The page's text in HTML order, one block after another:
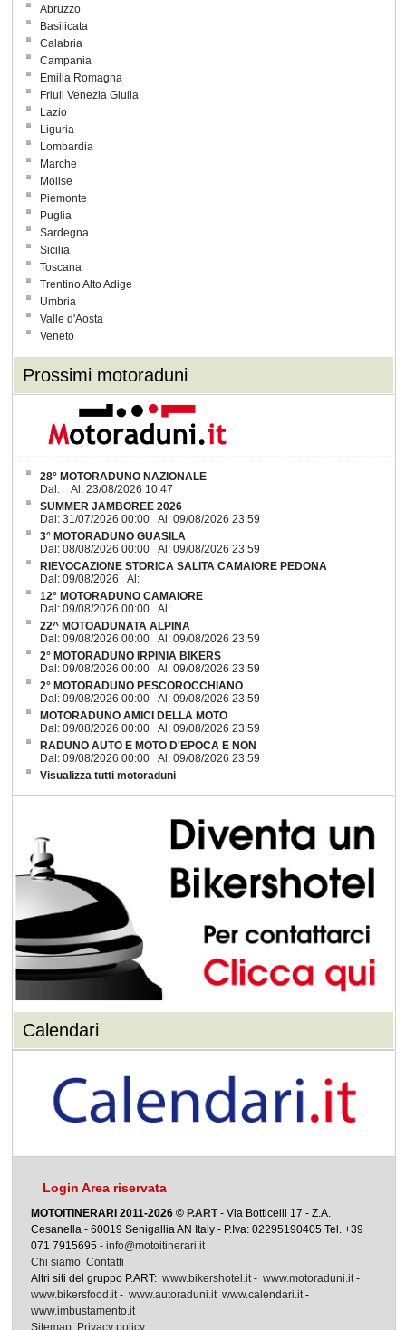
Abruzzo
Basilicata
Calabria
Campania
Emilia Romagna
Friuli Venezia Giulia
Lazio
Liguria
Lombardia
Marche
Molise
Piemonte
Puglia
Sardegna
Sicilia
Toscana
Trentino Alto Adige
Umbria
Valle d'Aosta
Veneto
Prossimi motoraduni
28° MOTORADUNO NAZIONALE
Dal: Al: 23/08/2026 10:47
SUMMER JAMBOREE 2026
Dal: 31/07/2026 00:00 Al: 09/08/2026 23:59
3° MOTORADUNO GUASILA
Dal: 08/08/2026 00:00 Al: 09/08/2026 23:59
RIEVOCAZIONE STORICA SALITA CAMAIORE PEDONA
Dal: 09/08/2026 Al:
12° MOTORADUNO CAMAIORE
Dal: 09/08/2026 00:00 Al:
22^ MOTOADUNATA ALPINA
Dal: 09/08/2026 00:00 Al: 09/08/2026 23:59
2° MOTORADUNO IRPINIA BIKERS
Dal: 09/08/2026 00:00 Al: 09/08/2026 23:59
2° MOTORADUNO PESCOROCCHIANO
Dal: 09/08/2026 00:00 Al: 09/08/2026 23:59
MOTORADUNO AMICI DELLA MOTO
Dal: 09/08/2026 00:00 Al: 09/08/2026 23:59
RADUNO AUTO E MOTO D'EPOCA E NON
Dal: 09/08/2026 00:00 Al: 09/08/2026 23:59
Visualizza tutti motoraduni
Calendari
Login Area riservata
MOTOITINERARI 2011-2026 © P.ART- Via Botticelli 17 - Z.A.
Cesanella - 60019 Senigallia AN Italy - P.Iva: 02295190405 Tel. +39
071 7915695 -info@motoitinerari.it
Chi siamo Contatti
Altri siti del gruppo P.ART:www.bikershotel.it-www.motoraduni.it-
www.bikersfood.it-www.autoraduni.it www.calendari.it-
www.imbustamento.it
Sitemap Privacy policy